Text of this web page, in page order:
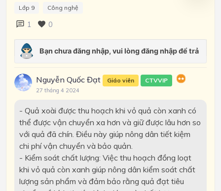
Lớp 9 Công nghệ
1 0
Nguyễn Quốc Đạt Giáo viên CTVVIP
27 tháng 4 2024
- Quả xoài được thu hoạch khi vỏ quả còn xanh có
thể được vận chuyển xa hơn và giữ được lâu hơn so
với quả đã chín. Điều này giúp nông dân tiết kiệm
chi phí vận chuyển và bảo quản.
- Kiểm soát chất lượng: Việc thu hoạch đồng loạt
khi vỏ quả còn xanh giúp nông dân kiểm soát chất
lượng sản phẩm và đảm bảo rằng quả đạt tiêu